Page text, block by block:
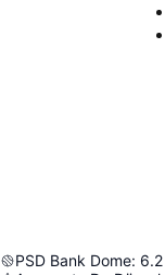
PSD Bank Dome: 6.2